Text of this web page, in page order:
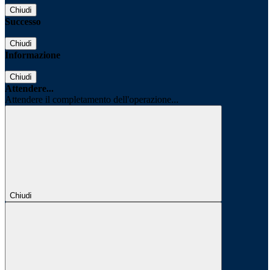
Chiudi
Successo
Chiudi
Informazione
Chiudi
Attendere...
Attendere il completamento dell'operazione...
Chiudi